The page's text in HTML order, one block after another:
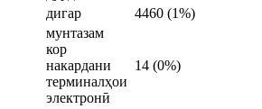
дигар
4460 (1%)
мунтазам
кор
накардани
терминалҳои
электронӣ
14 (0%)